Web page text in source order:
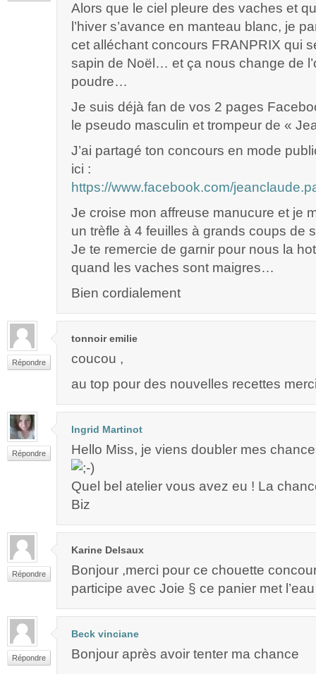
Alors que le ciel pleure des vaches et
l’hiver s’avance en manteau blanc, je
cet alléchant concours FRANPRIX qui
sapin de Noël… et ça nous change de
poudre…
Je suis déjà fan de vos 2 pages
le pseudo masculin et trompeur de «
J’ai partagé ton concours en mode
ici :
https://www.facebook.com/
Je croise mon affreuse manucure et je
un trèfle à 4 feuilles à grands coups de
Je te remercie de garnir pour nous la
quand les vaches sont maigres…
Bien cordialement
Répondre
tonnoir emilie
coucou ,
au top pour des nouvelles recettes
Répondre
Ingrid Martinot
Hello Miss, je viens doubler mes
Quel bel atelier vous avez eu ! La
Biz
Répondre
Karine Delsaux
Bonjour ,merci pour ce chouette
participe avec Joie § ce panier met
Répondre
Beck vinciane
Bonjour après avoir tenter ma chance